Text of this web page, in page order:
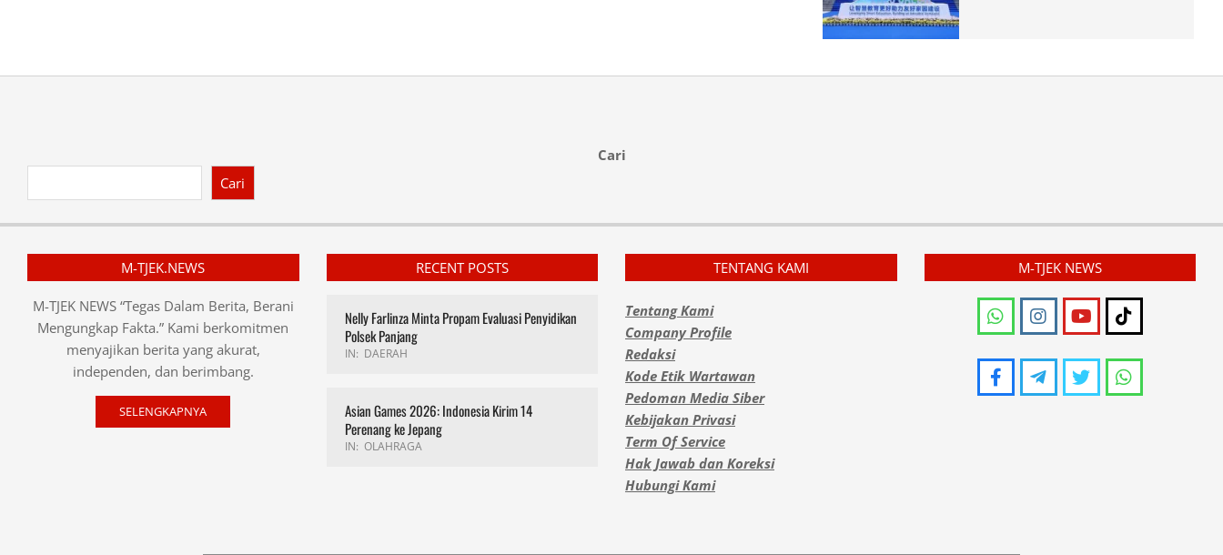
Cari
Cari
M-TJEK.NEWS
M-TJEK NEWS “Tegas Dalam Berita, Berani
Mengungkap Fakta.” Kami berkomitmen
menyajikan berita yang akurat,
independen, dan berimbang.
SELENGKAPNYA
RECENT POSTS
Nelly Farlinza Minta Propam Evaluasi Penyidikan
Polsek Panjang
IN: DAERAH
Asian Games 2026: Indonesia Kirim 14
Perenang ke Jepang
IN: OLAHRAGA
TENTANG KAMI
Tentang Kami
Company Profile
Redaksi
Kode Etik Wartawan
Pedoman Media Siber
Kebijakan Privasi
Term Of Service
Hak Jawab dan Koreksi
Hubungi Kami
M-TJEK NEWS